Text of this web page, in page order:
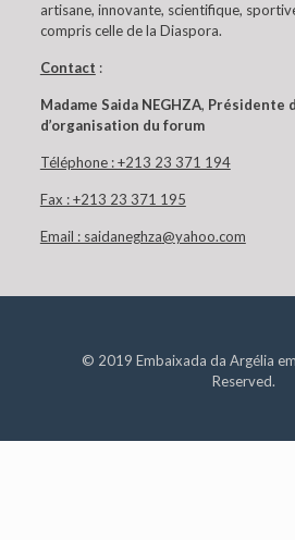
artisane, innovante, scientifique,
compris celle de la Diaspora.
Contact :
Madame Saida NEGHZA, Présidente
d’organisation du forum
Téléphone : +213 23 371 194
Fax : +213 23 371 195
Email : saidaneghza@yahoo.com
© 2019 Embaixada da Argélia
Reserved.